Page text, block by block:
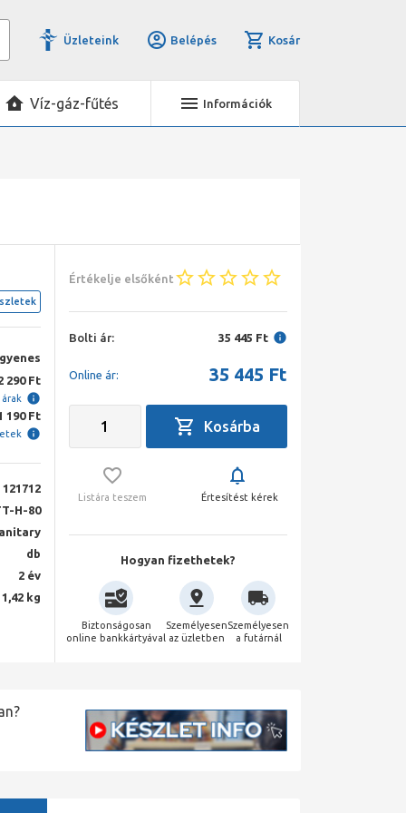
Üzleteink Belépés Kosár
Víz-gáz-fűtés Információk
290 Ft
190 Ft
121712
H-80
db
2 év
1,42 kg
Értékelje elsőként
Bolti ár: 35 445 Ft
Online ár: 35 445 Ft
Listára teszem Értesítést kérek
Hogyan fizethetek?
Biztonságosan
online bankkártyával
Személyesen
az üzletben
Személyesen
a futárnál